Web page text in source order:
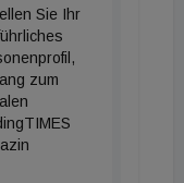
Sie Ihr
zum